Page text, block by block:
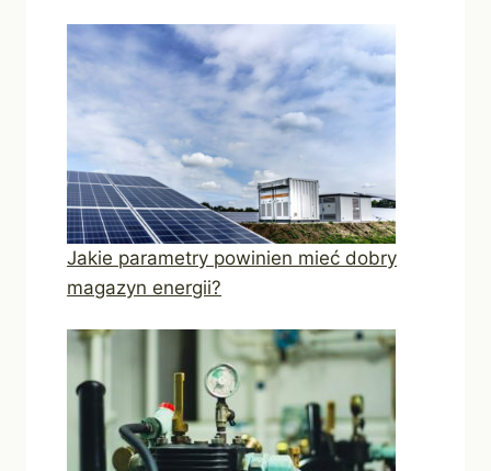
Jakie parametry powinien mieć dobry
magazyn energii?